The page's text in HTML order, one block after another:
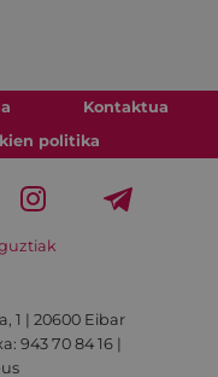
Kontaktua
politika
1 | 20600 Eibar
943 70 84 16 |